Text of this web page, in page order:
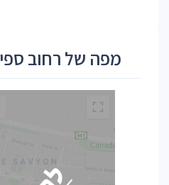
מפה של רחוב